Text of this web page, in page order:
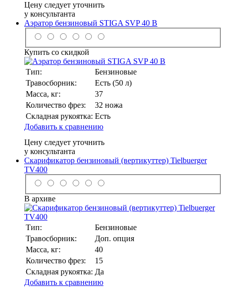
Цену следует уточнить
у консультанта
Аэратор бензиновый STIGA SVP 40 B
Купить со скидкой
Тип:
Бензиновые
Травосборник:
Есть (50 л)
Масса, кг:
37
Количество фрез:
32 ножа
Складная рукоятка: Есть
Добавить к сравнению
Цену следует уточнить
у консультанта
Скарификатор бензиновый (вертикуттер) Tielbuerger
TV400
В архиве
Тип:
Бензиновые
Травосборник:
Доп. опция
Масса, кг:
40
Количество фрез:
15
Складная рукоятка: Да
Добавить к сравнению